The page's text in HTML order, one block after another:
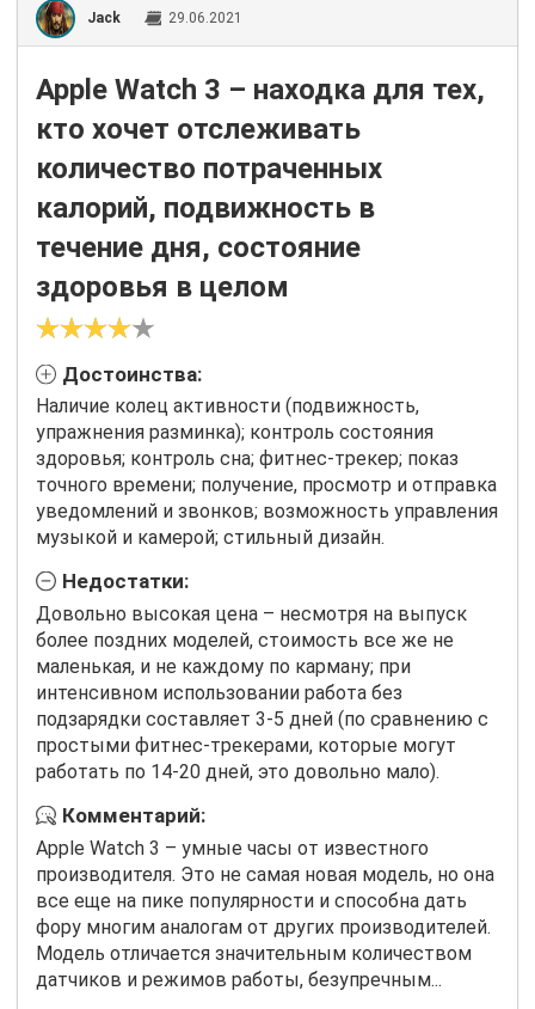
Jack 29.06.2021
Apple Watch 3 – находка для тех,
кто хочет отслеживать
количество потраченных
калорий, подвижность в
течение дня, состояние
здоровья в целом
Достоинства:
Наличие колец активности (подвижность,
упражнения разминка); контроль состояния
здоровья; контроль сна; фитнес-трекер; показ
точного времени; получение, просмотр и отправка
уведомлений и звонков; возможность управления
музыкой и камерой; стильный дизайн.
Недостатки:
Довольно высокая цена – несмотря на выпуск
более поздних моделей, стоимость все же не
маленькая, и не каждому по карману; при
интенсивном использовании работа без
подзарядки составляет 3-5 дней (по сравнению с
простыми фитнес-трекерами, которые могут
работать по 14-20 дней, это довольно мало).
Комментарий:
Apple Watch 3 – умные часы от известного
производителя. Это не самая новая модель, но она
все еще на пике популярности и способна дать
фору многим аналогам от других производителей.
Модель отличается значительным количеством
датчиков и режимов работы, безупречным...